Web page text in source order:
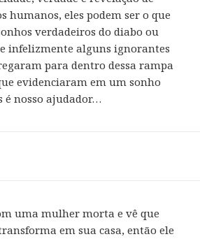
humanos, eles podem ser o que
verdadeiros do diabo ou
infelizmente alguns ignorantes
para dentro dessa rampa
evidenciaram em um sonho
é nosso ajudador…
uma mulher morta e vê que
em sua casa, então ele